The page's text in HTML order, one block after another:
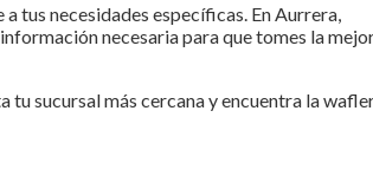
tus necesidades específicas. En Aurrera,
necesaria para que tomes la
sucursal más cercana y encuentra la